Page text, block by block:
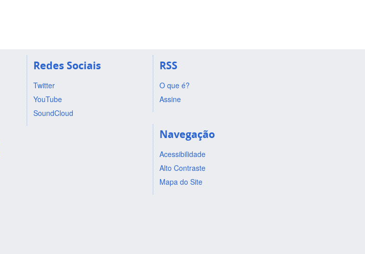
Redes Sociais
Twitter
YouTube
SoundCloud
RSS
O que é?
Assine
Navegação
Acessibilidade
Alto Contraste
Mapa do Site